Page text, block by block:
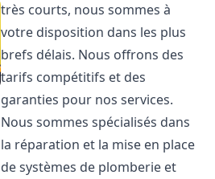
très courts, nous sommes à
votre disposition dans les plus
brefs délais. Nous offrons des
tarifs compétitifs et des
garanties pour nos services.
Nous sommes spécialisés dans
la réparation et la mise en place
de systèmes de plomberie et